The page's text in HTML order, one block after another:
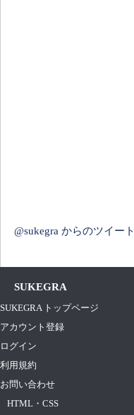
@sukegra からのツイート
SUKEGRA
SUKEGRA トップページ
アカウント登録
ログイン
利用規約
お問い合わせ
HTML・CSS